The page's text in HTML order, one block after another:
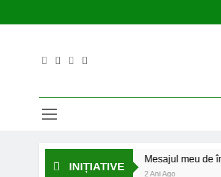
INIȚIATIVE
Mesajul meu de început
2 Ani Ago